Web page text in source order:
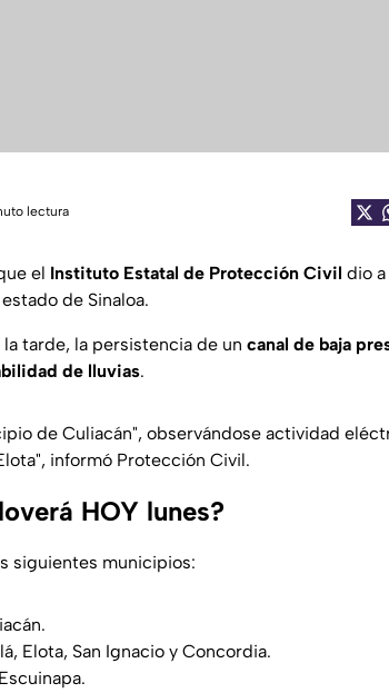
lectura
el Instituto Estatal de Protección Civil dio a
de Sinaloa.
tarde, la persistencia de un canal de baja
de lluvias.
de Culiacán", observándose actividad
informó Protección Civil.
HOY lunes?
siguientes municipios:
Elota, San Ignacio y Concordia.